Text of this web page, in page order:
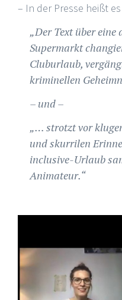
– In der Presse heißt
„Der Text über
Supermarkt
Cluburlaub,
kriminellen
– und –
„… strotzt vor
und skurrilen
inclusive-Urlaub
Animateur.“